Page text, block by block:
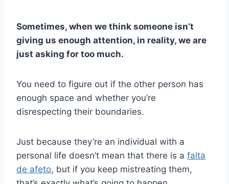
Sometimes, when we think someone isn’t
giving us enough attention, in reality, we are
just asking for too much.
You need to figure out if the other person has
enough space and whether you’re
disrespecting their boundaries.
Just because they’re an individual with a
personal life doesn’t mean that there is a falta
de afeto, but if you keep mistreating them,